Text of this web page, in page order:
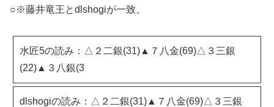
○※藤井竜王とdlshogiが一致。
水匠5の読み：△２二銀(31)▲７八金(69)△３三銀
(22)▲３八銀(3
dlshogiの読み：△２二銀(31)▲７八金(69)△３三銀